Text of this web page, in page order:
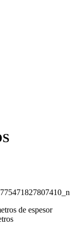
de espesor